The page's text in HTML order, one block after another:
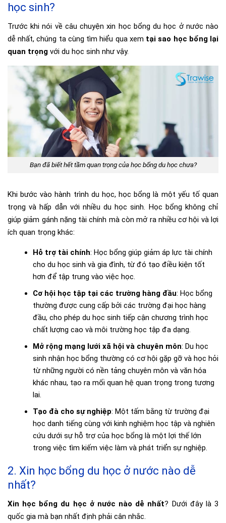
học sinh?
Trước khi nói về câu chuyện xin học bổng du học ở nước nào
dễ nhất, chúng ta cùng tìm hiểu qua xem tại sao học bổng lại
quan trọng với du học sinh như vậy.
Bạn đã biết hết tầm quan trọng của học bổng du học chưa?
Khi bước vào hành trình du học, học bổng là một yếu tố quan
trọng và hấp dẫn với nhiều du học sinh. Học bổng không chỉ
giúp giảm gánh nặng tài chính mà còn mở ra nhiều cơ hội và lợi
ích quan trọng khác:
Hỗ trợ tài chính: Học bổng giúp giảm áp lực tài chính
cho du học sinh và gia đình, từ đó tạo điều kiện tốt
hơn để tập trung vào việc học.
Cơ hội học tập tại các trường hàng đầu: Học bổng
thường được cung cấp bởi các trường đại học hàng
đầu, cho phép du học sinh tiếp cận chương trình học
chất lượng cao và môi trường học tập đa dạng.
Mở rộng mạng lưới xã hội và chuyên môn: Du học
sinh nhận học bổng thường có cơ hội gặp gỡ và học hỏi
từ những người có nền tảng chuyên môn và văn hóa
khác nhau, tạo ra mối quan hệ quan trọng trong tương
lai.
Tạo đà cho sự nghiệp: Một tấm bằng từ trường đại
học danh tiếng cùng với kinh nghiệm học tập và nghiên
cứu dưới sự hỗ trợ của học bổng là một lợi thế lớn
trong việc tìm kiếm việc làm và phát triển sự nghiệp.
2. Xin học bổng du học ở nước nào dễ
nhất?
Xin học bổng du học ở nước nào dễ nhất? Dưới đây là 3
quốc gia mà bạn nhất định phải cân nhắc.